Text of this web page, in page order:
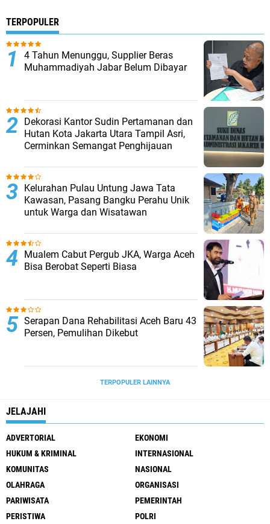
TERPOPULER
4 Tahun Menunggu, Supplier Beras
Muhammadiyah Jabar Belum Dibayar
Dekorasi Kantor Sudin Pertamanan dan
Hutan Kota Jakarta Utara Tampil Asri,
Cerminkan Semangat Penghijauan
Kelurahan Pulau Untung Jawa Tata
Kawasan, Pasang Bangku Perahu Unik
untuk Warga dan Wisatawan
Mualem Cabut Pergub JKA, Warga Aceh
Bisa Berobat Seperti Biasa
Serapan Dana Rehabilitasi Aceh Baru 43
Persen, Pemulihan Dikebut
TERPOPULER LAINNYA
JELAJAHI
ADVERTORIAL
EKONOMI
HUKUM & KRIMINAL
INTERNASIONAL
KOMUNITAS
NASIONAL
OLAHRAGA
ORGANISASI
PARIWISATA
PEMERINTAH
PERISTIWA
POLRI